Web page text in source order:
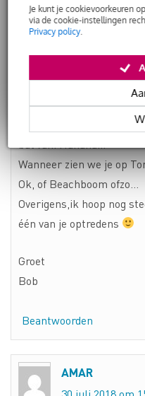
Je kunt je cookievoorkeuren
via de cookie-instellingen
Privacy policy.
BOB
1 augustus 2018
Hey Amar,
Still alive & kicking!
Leuk stukje om te lezen.
Wanneer zien we je op
Ok, of Beachboom ofzo…
Overigens,ik hoop nog
één van je optredens
Groet
Bob
Beantwoorden
AMAR